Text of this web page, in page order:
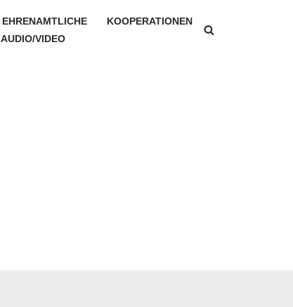
EHRENAMTLICHE
KOOPERATIONEN
AUDIO/VIDEO